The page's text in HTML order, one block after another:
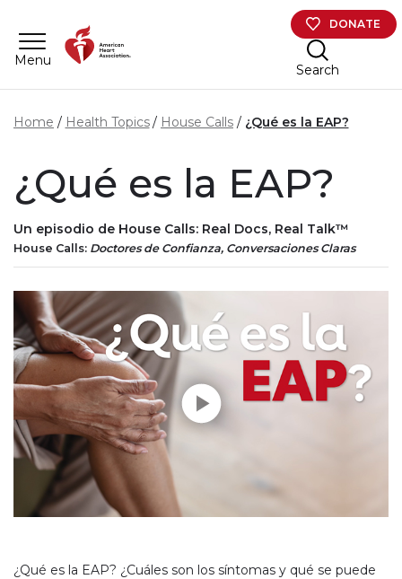
Menu
DONATE
Search
Home Health Topics House Calls ¿Qué es la EAP?
¿Qué es la EAP?
Un episodio de House Calls: Real Docs, Real Talk™
House Calls: Doctores de Confianza, Conversaciones Claras
Play without Auto-Play
¿Qué es la EAP? ¿Cuáles son los síntomas y qué se puede